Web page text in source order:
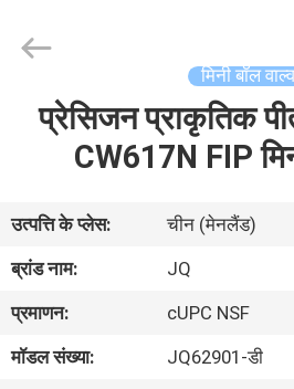
हमारे
बारे
मिनी बॉल वाल्व
प्रेसिजन प्राकृतिक
CW617N FIP
उत्पत्ति के प्लेस:
चीन (मेनलैंड)
ब्रांड नाम:
JQ
प्रमाणन:
cUPC NSF
मॉडल संख्या:
JQ62901-डी